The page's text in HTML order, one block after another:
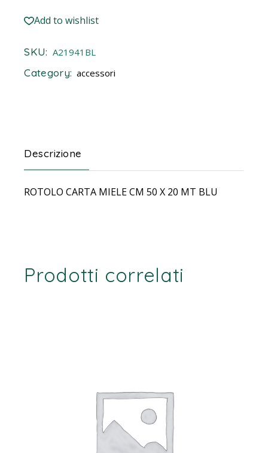
Add to wishlist
SKU: A21941BL
Category: accessori
Descrizione
ROTOLO CARTA MIELE CM 50 X 20 MT BLU
Prodotti correlati